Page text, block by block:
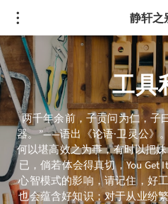
静轩之
工具
两千年余前，子贡问为仁，子
器。”——语出《论语·卫灵公》
何以堪高效之为事，有时以把
已，倘若体会得真切，You Get
心智模式的影响，请记住，好
也会蕴含好知识；对于从业纷